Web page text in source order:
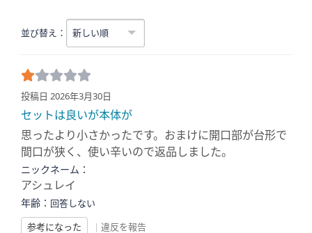
並び替え：
投稿日 2026年3月30日
セットは良いが本体が
思ったより小さかったです。おまけに開口部が台形で
間口が狭く、使い辛いので返品しました。
ニックネーム：
アシュレイ
年齢： 回答しない
参考になった
| 違反を報告